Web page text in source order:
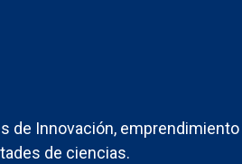
de Innovación,
de ciencias.